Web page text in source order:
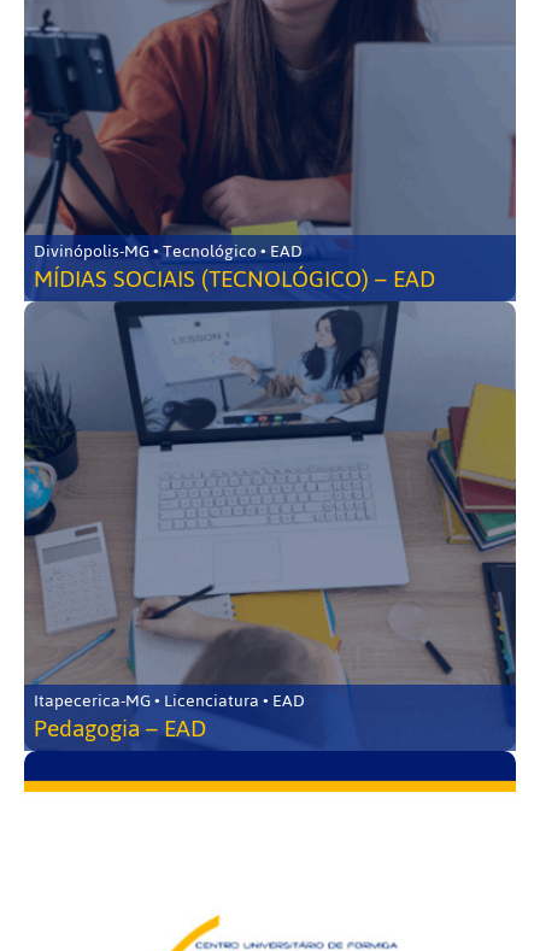
Divinópolis-MG • Tecnológico • EAD
MÍDIAS SOCIAIS (TECNOLÓGICO) – EAD
Itapecerica-MG • Licenciatura • EAD
Pedagogia – EAD